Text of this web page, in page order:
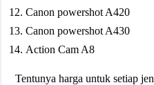
Canon powershot A420
Canon powershot A430
Action Cam A8
Tentunya harga untuk setiap